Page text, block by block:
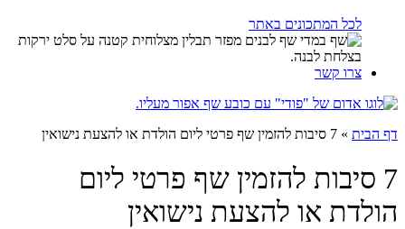
לכל המתכונים באתר
צרו קשר
דף הבית » 7 סיבות להזמין שף פרטי ליום הולדת או להצעת נישואין
7 סיבות להזמין שף פרטי ליום
הולדת או להצעת נישואין